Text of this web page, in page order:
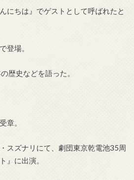
にちは』でゲストとして呼ばれたと
登場。
歴史などを語った。
章。
スズナリにて、劇団東京乾電池35周
』に出演。